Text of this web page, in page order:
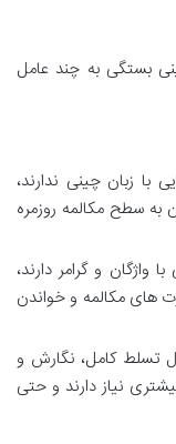
بستگی به چند عامل
با زبان چینی ندارند،
برای رسیدن به سطح مکالمه روزمره
واژگان و گرامر دارند،
مهارت های مکالمه و خواندن
تسلط کامل، نگارش و
نیاز دارند و حتی